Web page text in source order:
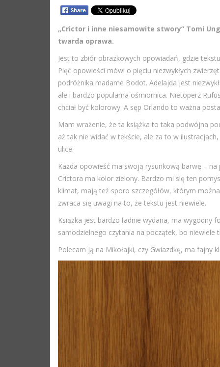
„Crictor i inne niesamowite stwory” Tomi
twarda oprawa.
Jest to zbiór obrazkowych opowiadań, gdzie
Pięć opowieści mówi o pięciu niezwykłych
podróżnika madame Bodot. Adelajda jest
ale i bardzo popularna ośmiornica. Nietoperz
chciał być kolorowy. A sęp Orlando to ważna
Mam wrażenie, że ta książka to taka podwójna
aż tak nie widać w tekście, ale za to w
ulice.
Każda opowieść ma swoją rysunkową barwę –
Crictora ma kolor zielony. Bardzo mi się ten
klimat, mają też sporo szczegółów, którym
zwraca się uwagi na to, że tekstu jest niewiele.
Książka jest bardzo ładnie wydana, ma wygodny
samodzielnego czytania na początek, bo
Polecam ją na Mikołajki, czy Gwiazdkę, ma fajny